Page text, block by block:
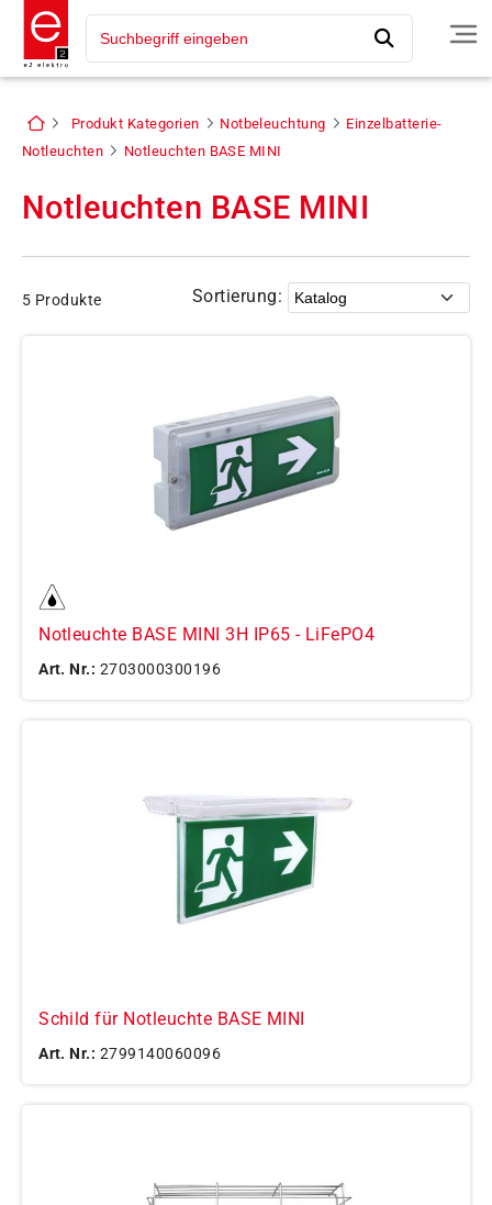
Produkt Kategorien Notbeleuchtung
Einzelbatterie-
Notleuchten
Notleuchten BASE MINI
Notleuchten BASE MINI
5 Produkte Sortierung:
Notleuchte BASE MINI 3H IP65 - LiFePO4
Art. Nr.: 2703000300196
Schild für Notleuchte BASE MINI
Art. Nr.: 2799140060096